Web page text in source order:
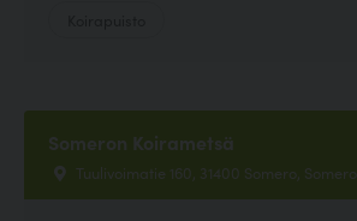
Someron Koirametsä
Tuulivoimatie 160, 31400 Somero, Somero